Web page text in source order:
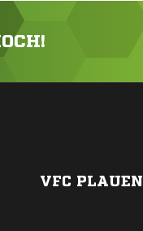
VFC PLAUEN